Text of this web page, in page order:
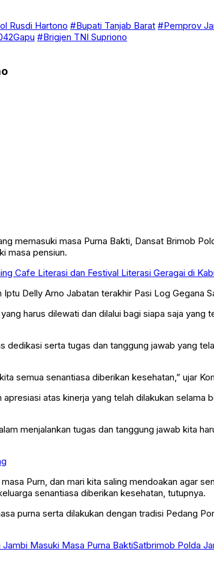
Rusdi Hartono #Bupati Tanjab Barat #Pemprov
#Brigjen TNI Supriono
memasuki masa Purna Bakti, Dansat Brimob
masa pensiun.
Cafe Literasi dan Festival Literasi Geragai di
Delly Arno Jabatan terakhir Pasi Log Gegana
harus dilewati dan dilalui bagi siapa saja yang
serta tugas dan tanggung jawab yang
semua senantiasa diberikan kesehatan,” ujar
atas kinerja yang telah dilakukan selama
menjalankan tugas dan tanggung jawab kita
Purn, dan mari kita saling mendoakan agar
senantiasa diberikan kesehatan, tutupnya.
purna serta dilakukan dengan tradisi Pedang
Masuki Masa Purna BaktiSatbrimob Polda